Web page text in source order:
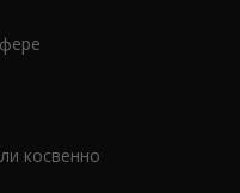
косвенно